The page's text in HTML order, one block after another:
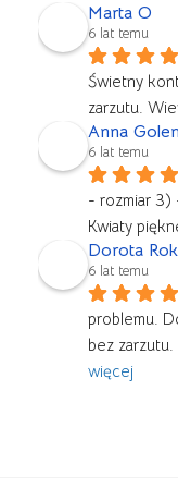
Marta O
6 lat temu
Świetny
zarzutu.
Anna
6 lat temu
- rozmiar 3)
Kwiaty
Dorota
6 lat temu
problemu.
bez zarzutu.
więcej